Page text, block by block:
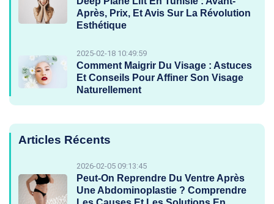
Après, Prix, Et Avis Sur La Révolution
Esthétique
2025-02-18 10:49:59
Comment Maigrir Du Visage : Astuces
Et Conseils Pour Affiner Son Visage
Naturellement
Articles Récents
2026-02-05 09:13:45
Peut-On Reprendre Du Ventre Après
Une Abdominoplastie ? Comprendre